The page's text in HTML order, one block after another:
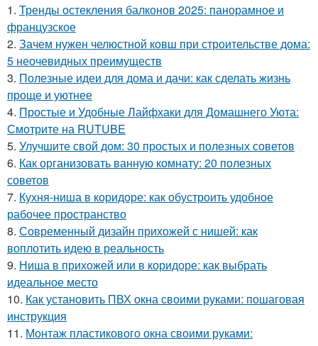
1. Тренды остекления балконов 2025: панорамное и
французское
2. Зачем нужен челюстной ковш при строительстве дома:
5 неочевидных преимуществ
3. Полезные идеи для дома и дачи: как сделать жизнь
проще и уютнее
4. Простые и Удобные Лайфхаки для Домашнего Уюта:
Смотрите на RUTUBE
5. Улучшите свой дом: 30 простых и полезных советов
6. Как организовать ванную комнату: 20 полезных
советов
7. Кухня-ниша в коридоре: как обустроить удобное
рабочее пространство
8. Современный дизайн прихожей с нишей: как
воплотить идею в реальность
9. Ниша в прихожей или в коридоре: как выбрать
идеальное место
10. Как установить ПВХ окна своими руками: пошаговая
инструкция
11. Монтаж пластикового окна своими руками: